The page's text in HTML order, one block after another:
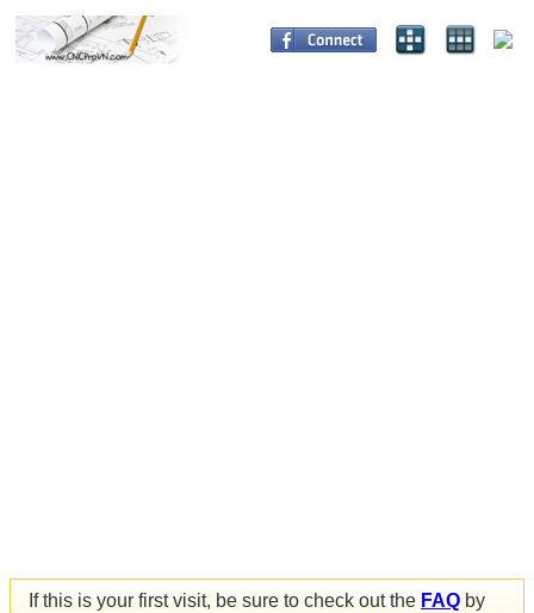
If this is your first visit, be sure to check out the FAQ by